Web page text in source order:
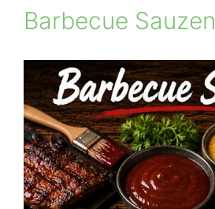
Barbecue Sauzen